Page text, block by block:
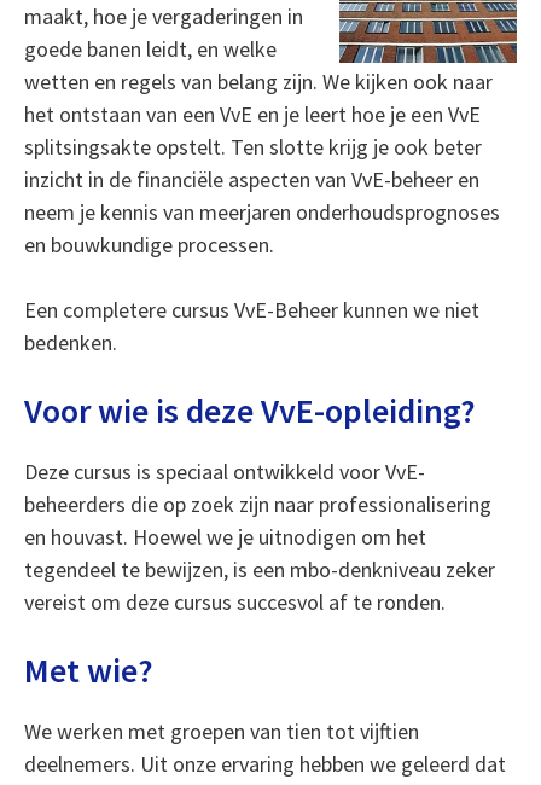
maakt, hoe je vergaderingen in
goede banen leidt, en welke
wetten en regels van belang zijn. We kijken ook naar
het ontstaan van een VvE en je leert hoe je een VvE
splitsingsakte opstelt. Ten slotte krijg je ook beter
inzicht in de financiële aspecten van VvE-beheer en
neem je kennis van meerjaren onderhoudsprognoses
en bouwkundige processen.
Een completere cursus VvE-Beheer kunnen we niet
bedenken.
Voor wie is deze VvE-opleiding?
Deze cursus is speciaal ontwikkeld voor VvE-
beheerders die op zoek zijn naar professionalisering
en houvast. Hoewel we je uitnodigen om het
tegendeel te bewijzen, is een mbo-denkniveau zeker
vereist om deze cursus succesvol af te ronden.
Met wie?
We werken met groepen van tien tot vijftien
deelnemers. Uit onze ervaring hebben we geleerd dat